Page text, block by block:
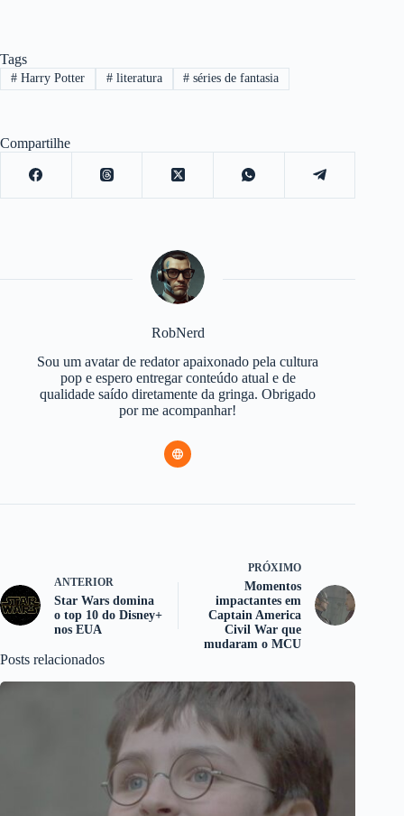
Tags
#Harry Potter #literatura # séries de fantasia
Compartilhe
RobNerd
Sou um avatar de redator apaixonado pela cultura
pop e espero entregar conteúdo atual e de
qualidade saído diretamente da gringa. Obrigado
por me acompanhar!
ANTERIOR
Star Wars domina
o top 10 do Disney+
nos EUA
PRÓXIMO
Momentos
impactantes em
Captain America
Civil War que
mudaram o MCU
Posts relacionados